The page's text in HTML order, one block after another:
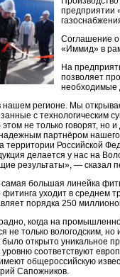
предприятии
Соглашение о
«Иммид» в
На
позволяет
необходимые
регионе. Мы
с
не только говорят, но
партнёром
Российской
делается у нас на
результаты», — сказал
большая линейка
фитинга уходит в
порядка 250
когда на
не только вологодским,
открыто уникальное
соответствуют
общероссийскую
Сапожников.